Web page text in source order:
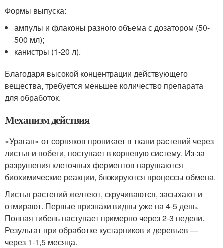
Формы выпуска:
ампулы и флаконы разного объема с дозатором (50-
500 мл);
канистры (1-20 л).
Благодаря высокой концентрации действующего
вещества, требуется меньшее количество препарата
для обработок.
Механизм действия
«Ураган» от сорняков проникает в ткани растений через
листья и побеги, поступает в корневую систему. Из-за
разрушения клеточных ферментов нарушаются
биохимические реакции, блокируются процессы обмена.
Листья растений желтеют, скручиваются, засыхают и
отмирают. Первые признаки видны уже на 4-5 день.
Полная гибель наступает примерно через 2-3 недели.
Результат при обработке кустарников и деревьев —
через 1-1,5 месяца.